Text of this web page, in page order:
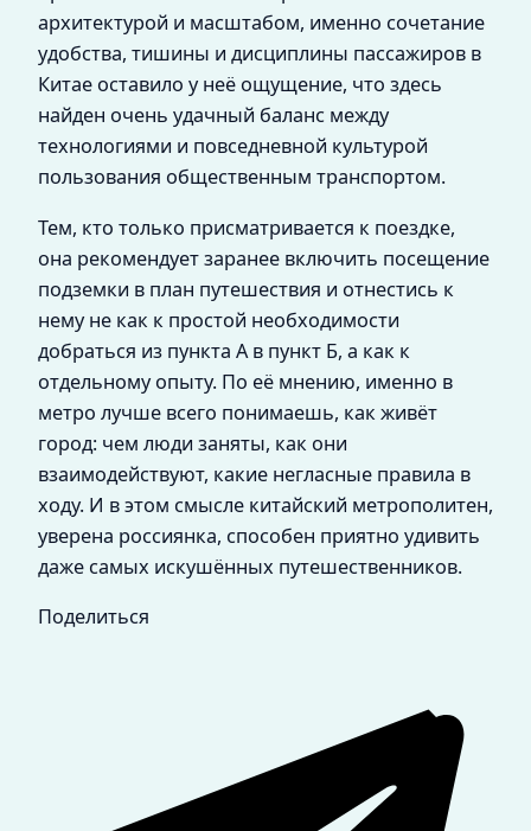
архитектурой и масштабом, именно сочетание
удобства, тишины и дисциплины пассажиров в
Китае оставило у неё ощущение, что здесь
найден очень удачный баланс между
технологиями и повседневной культурой
пользования общественным транспортом.
Тем, кто только присматривается к поездке,
она рекомендует заранее включить посещение
подземки в план путешествия и отнестись к
нему не как к простой необходимости
добраться из пункта А в пункт Б, а как к
отдельному опыту. По её мнению, именно в
метро лучше всего понимаешь, как живёт
город: чем люди заняты, как они
взаимодействуют, какие негласные правила в
ходу. И в этом смысле китайский метрополитен,
уверена россиянка, способен приятно удивить
даже самых искушённых путешественников.
Поделиться